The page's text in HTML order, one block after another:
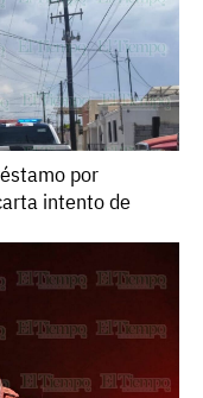
por
intento de